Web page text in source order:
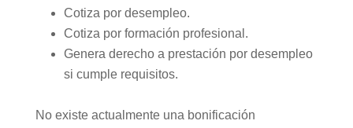
Cotiza por desempleo.
Cotiza por formación profesional.
Genera derecho a prestación por desempleo
si cumple requisitos.
No existe actualmente una bonificación